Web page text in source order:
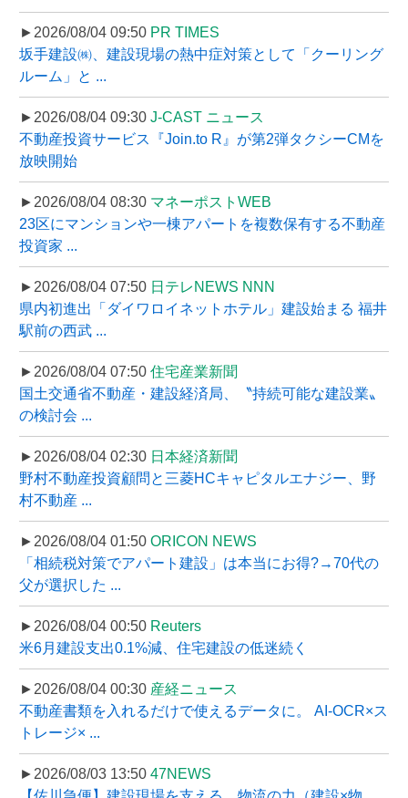
►2026/08/04 09:50 PR TIMES
坂手建設㈱、建設現場の熱中症対策として「クーリング
ルーム」と ...
►2026/08/04 09:30 J-CAST ニュース
不動産投資サービス『Join.to R』が第2弾タクシーCMを
放映開始
►2026/08/04 08:30 マネーポストWEB
23区にマンションや一棟アパートを複数保有する不動産
投資家 ...
►2026/08/04 07:50 日テレNEWS NNN
県内初進出「ダイワロイネットホテル」建設始まる 福井
駅前の西武 ...
►2026/08/04 07:50 住宅産業新聞
国土交通省不動産・建設経済局、〝持続可能な建設業〟
の検討会 ...
►2026/08/04 02:30 日本経済新聞
野村不動産投資顧問と三菱HCキャピタルエナジー、野
村不動産 ...
►2026/08/04 01:50 ORICON NEWS
「相続税対策でアパート建設」は本当にお得?→70代の
父が選択した ...
►2026/08/04 00:50 Reuters
米6月建設支出0.1%減、住宅建設の低迷続く
►2026/08/04 00:30 産経ニュース
不動産書類を入れるだけで使えるデータに。 AI-OCR×ス
トレージ× ...
►2026/08/03 13:50 47NEWS